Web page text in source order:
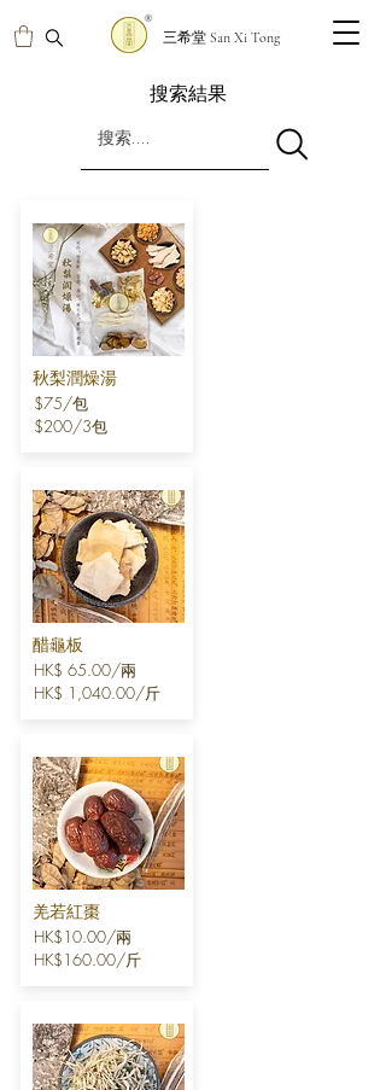
三希堂 San Xi Tong
​搜索結果
秋梨潤燥湯
$75/包
$200/3包
醋龜板
HK$ 65.00/兩
HK$ 1,040.00/斤
羌若紅棗
HK$10.00/兩
HK$160.00/斤